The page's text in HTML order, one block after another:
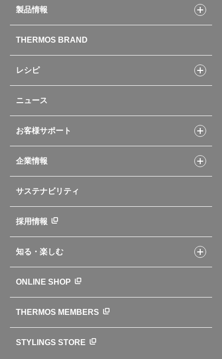
製品情報
水筒
お弁当
キッチン用品
ポット・アイスペール
コーヒーメーカー
ソフトクーラー・バッグ
自転車専用ボトル
アパレル小物
新製品一覧
カタログ
THERMOS BRAND
レシピ
フライパンレシピ
シャトルシェフレシピ
スープジャーレシピ
イージースモーカーレシピ
レシピ本のご紹介
ニュース
お客様サポート
交換用部品の購入方法
部品の種類や販売状況を調べる
よくあるご質問・お問い合わせ
企業情報
企業理念
会社概要
ニュース
世界のサーモス
サーモスの歴史
サステナビリティ
採用情報
知る・楽しむ
クラブサーモス
WEBマガジン
お弁当にエールを込めて
ONLINE SHOP
THERMOS MEMBERS
STYLINGS STORE